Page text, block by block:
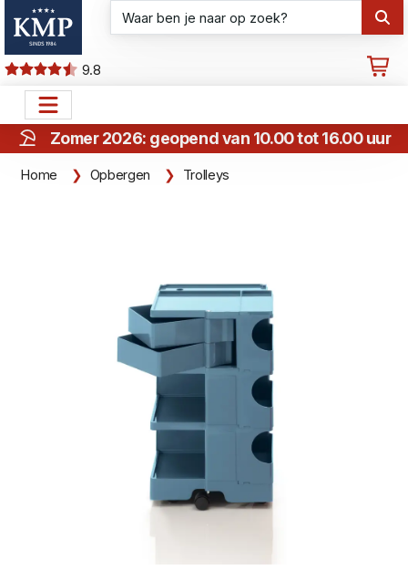
9.8
Zomer 2026: geopend van 10.00 tot 16.00 uur
Home Opbergen Trolleys